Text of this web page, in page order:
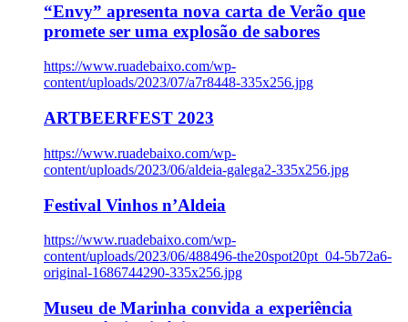
“Envy” apresenta nova carta de Verão que
promete ser uma explosão de sabores
https://www.ruadebaixo.com/wp-
content/uploads/2023/07/a7r8448-335x256.jpg
ARTBEERFEST 2023
https://www.ruadebaixo.com/wp-
content/uploads/2023/06/aldeia-galega2-335x256.jpg
Festival Vinhos n’Aldeia
https://www.ruadebaixo.com/wp-
content/uploads/2023/06/488496-the20spot20pt_04-5b72a6-
original-1686744290-335x256.jpg
Museu de Marinha convida a experiência